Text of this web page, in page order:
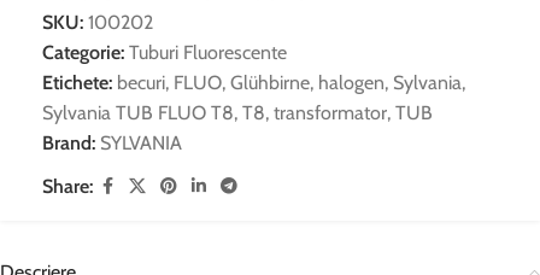
SKU: 100202
Categorie: Tuburi Fluorescente
Etichete: becuri, FLUO, Glühbirne, halogen, Sylvania,
Sylvania TUB FLUO T8, T8, transformator, TUB
Brand: SYLVANIA
Share: